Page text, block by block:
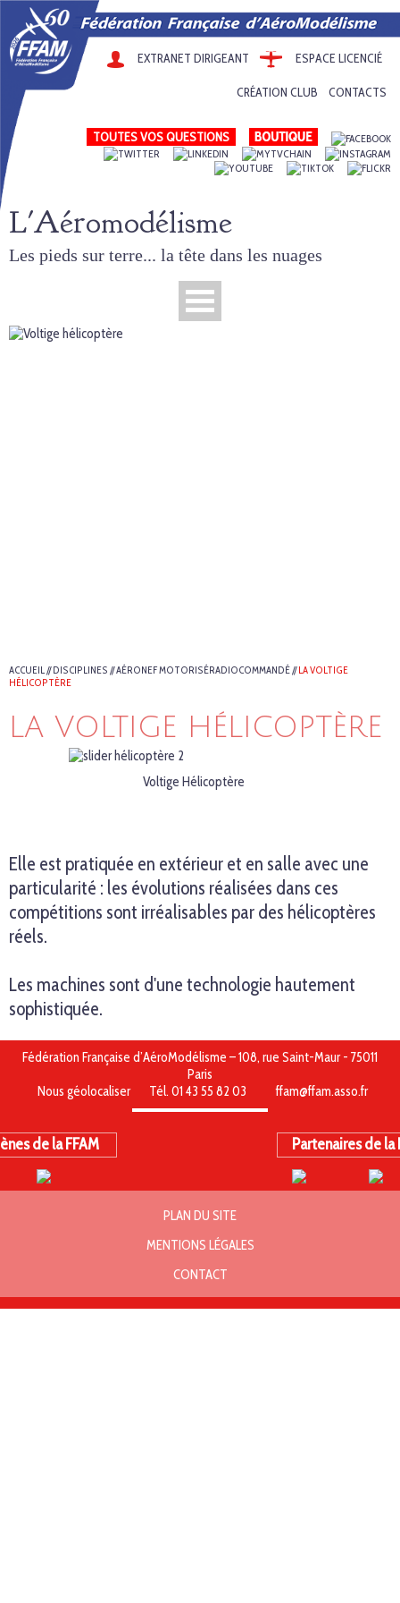
EXTRANET DIRIGEANT ESPACE LICENCIÉ
CRÉATION CLUB CONTACTS
TOUTES VOS QUESTIONS
L'Aéromodélisme
Les pieds sur terre... la tête dans les nuages
ACCUEIL//DISCIPLINES //AÉRONEF MOTORISÉRADIOCOMMANDÉ//LA VOLTIGE
HÉLICOPTÈRE
LA VOLTIGE HÉLICOPTÈRE
Voltige Hélicoptère
Elle est pratiquée en extérieur et en salle avec une
particularité : les évolutions réalisées dans ces
compétitions sont irréalisables par des hélicoptères
réels.
Les machines sont d'une technologie hautement
sophistiquée.
Fédération Française d’AéroModélisme – 108, rue Saint-Maur - 75011
Paris
Nous géolocaliser
Tél. 01 43 55 82 03 ffam@ffam.asso.fr
de la FFAM Partenaires de la
PLAN DU SITE
MENTIONS LÉGALES
CONTACT